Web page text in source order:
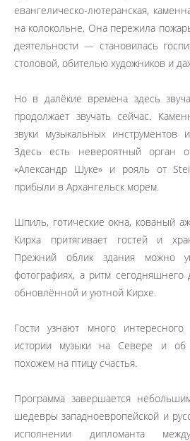
евангелическо-лютеранская,
на колокольне. Она пережила
деятельности — становилась
столовой, обителью художников и
Но в далёкие времена здесь
продолжает звучать сейчас.
звуки музыкальных инструментов
Здесь есть невероятный орган
«Александр Шуке» и рояль от
прибыли в Архангельск морем.
Шпиль, готические окна, кованый
Кирха притягивает гостей и
Прежний облик здания можно
фотографиях, а ритм
обновлённой и уютной Кирхе.
Гости узнают много
истории музыки на Севере и об
похожем на птицу счастья.
Программа завершается
шедевры западноевропейской и
исполнении дипломанта